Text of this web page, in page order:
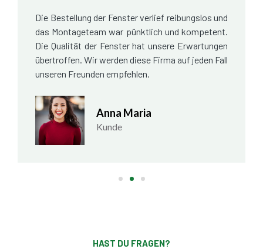
Die Bestellung der Fenster verlief reibungslos und
das Montageteam war pünktlich und kompetent.
Die Qualität der Fenster hat unsere Erwartungen
übertroffen. Wir werden diese Firma auf jeden Fall
unseren Freunden empfehlen.
Anna Maria
Kunde
HAST DU FRAGEN?